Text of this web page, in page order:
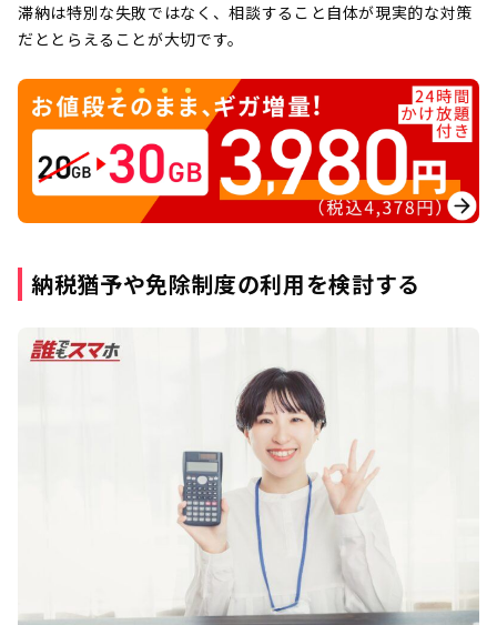
滞納は特別な失敗ではなく、相談すること自体が現実的な対策
だととらえることが大切です。
納税猶予や免除制度の利用を検討する